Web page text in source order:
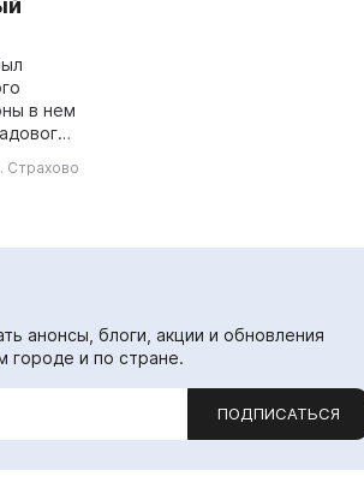
в нем
Страхово
анонсы, блоги, акции и обновления
городе и по стране.
ПОДПИСАТЬСЯ